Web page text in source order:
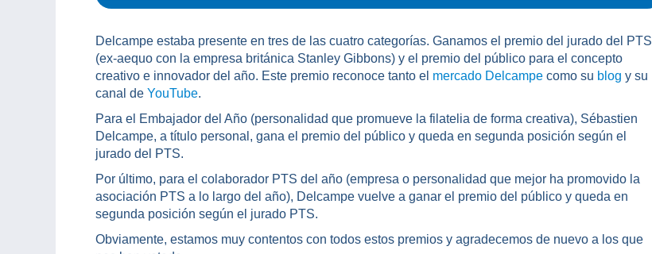
Delcampe estaba presente en tres de las cuatro categorías. Ganamos el premio del jurado del PTS
(ex-aequo con la empresa británica Stanley Gibbons) y el premio del público para el concepto
creativo e innovador del año. Este premio reconoce tanto el mercado Delcampe como su blog y su
canal de YouTube.
Para el Embajador del Año (personalidad que promueve la filatelia de forma creativa), Sébastien
Delcampe, a título personal, gana el premio del público y queda en segunda posición según el
jurado del PTS.
Por último, para el colaborador PTS del año (empresa o personalidad que mejor ha promovido la
asociación PTS a lo largo del año), Delcampe vuelve a ganar el premio del público y queda en
segunda posición según el jurado PTS.
Obviamente, estamos muy contentos con todos estos premios y agradecemos de nuevo a los que